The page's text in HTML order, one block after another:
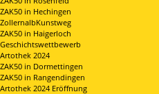
ZAK50 in Hechingen
ZollernalbKunstweg
ZAK50 in Haigerloch
Geschichtswettbewerb
Artothek 2024
ZAK50 in Dormettingen
ZAK50 in Rangendingen
Artothek 2024 Eröffnung